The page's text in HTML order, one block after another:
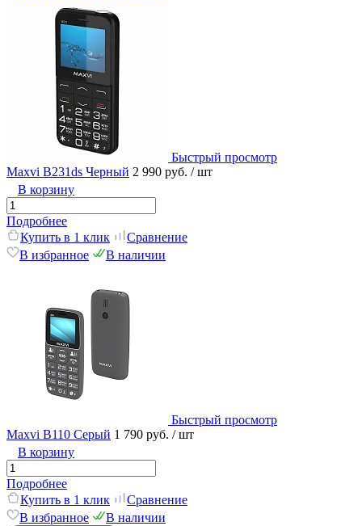
Быстрый просмотр
Maxvi B231ds Черный 2 990 руб. / шт
В корзину
Подробнее
Купить в 1 клик
Сравнение
В избранное
В наличии
Быстрый просмотр
Maxvi B110 Серый 1 790 руб. / шт
В корзину
Подробнее
Купить в 1 клик
Сравнение
В избранное
В наличии